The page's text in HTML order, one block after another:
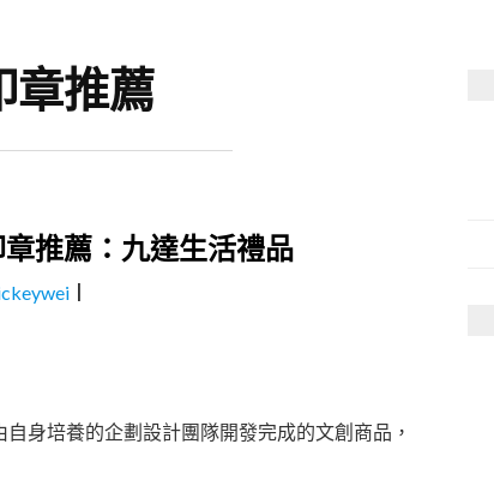
章推薦
推薦：九達生活禮品
身培養的企劃設計團隊開發完成的文創商品，